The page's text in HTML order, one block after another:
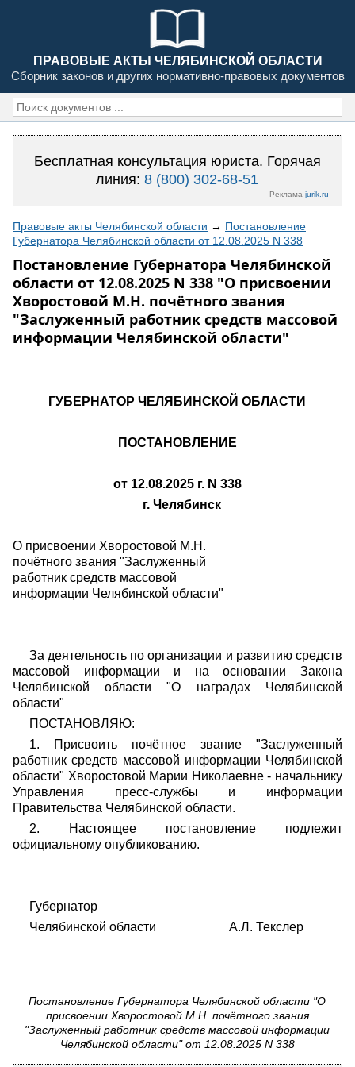
ПРАВОВЫЕ АКТЫ ЧЕЛЯБИНСКОЙ ОБЛАСТИ
Сборник законов и других нормативно-правовых документов
Бесплатная консультация юриста. Горячая
линия:8 (800) 302-68-51
Реклама jurik.ru
Правовые акты Челябинской области → Постановление
Губернатора Челябинской области от 12.08.2025 N 338
Постановление Губернатора Челябинской
области от 12.08.2025 N 338 "О присвоении
Хворостовой М.Н. почётного звания
"Заслуженный работник средств массовой
информации Челябинской области"
ГУБЕРНАТОР ЧЕЛЯБИНСКОЙ ОБЛАСТИ
ПОСТАНОВЛЕНИЕ
от 12.08.2025 г. N 338
г. Челябинск
О присвоении Хворостовой М.Н.
почётного звания "Заслуженный
работник средств массовой
информации Челябинской области"
За деятельность по организации и развитию средств
массовой информации и на основании Закона
Челябинской области "О наградах Челябинской
области"
ПОСТАНОВЛЯЮ:
1. Присвоить почётное звание "Заслуженный
работник средств массовой информации Челябинской
области" Хворостовой Марии Николаевне - начальнику
Управления пресс-службы и информации
Правительства Челябинской области.
2. Настоящее постановление подлежит
официальному опубликованию.
Губернатор
Челябинской области А.Л. Текслер
Постановление Губернатора Челябинской области "О
присвоении Хворостовой М.Н. почётного звания
"Заслуженный работник средств массовой информации
Челябинской области" от 12.08.2025 N 338